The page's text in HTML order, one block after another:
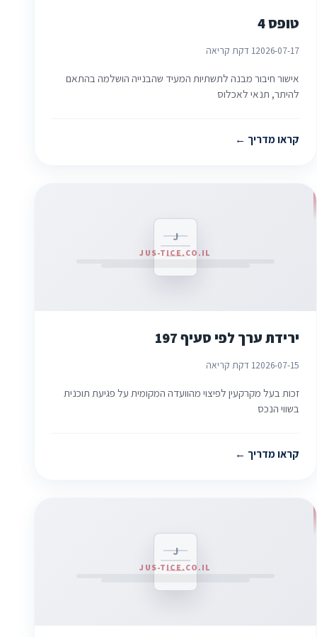
טופס 4
2026-07-171 דקת קריאה
אישור חיבור מבנה לתשתיות המעיד שהבנייה הושלמה בהתאם
להיתר, תנאי לאכלוס
קראו מדריך
J
JUS-TICE.CO.IL
ירידת ערך לפי סעיף 197
2026-07-151 דקת קריאה
זכות בעל מקרקעין לפיצוי מהוועדה המקומית על פגיעת תוכנית
בשווי הנכס
קראו מדריך
J
JUS-TICE.CO.IL